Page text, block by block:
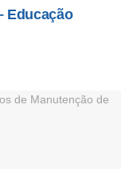
Educação